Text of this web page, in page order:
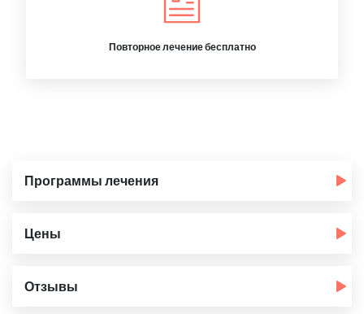
Повторное лечение бесплатно
Программы лечения
Цены
Отзывы